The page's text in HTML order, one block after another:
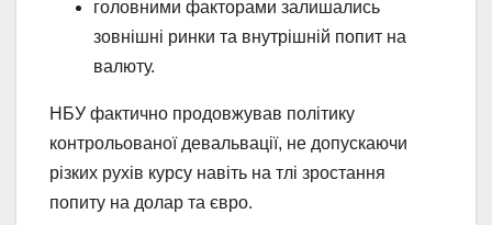
головними факторами залишались
зовнішні ринки та внутрішній попит на
валюту.
НБУ фактично продовжував політику
контрольованої девальвації, не допускаючи
різких рухів курсу навіть на тлі зростання
попиту на долар та євро.